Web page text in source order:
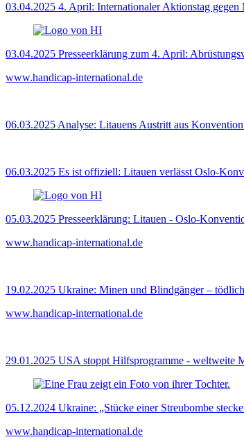
03.04.2025 4. April: Internationaler Aktionstag
03.04.2025 Presseerklärung zum 4. April:
www.handicap-international.de
06.03.2025Analyse: Litauens Austritt aus
06.03.2025 Es ist offiziell: Litauen verlässt Oslo-
05.03.2025 Presseerklärung: Litauen - Oslo-
www.handicap-international.de
19.02.2025 Ukraine: Minen und Blindgänger –
www.handicap-international.de
29.01.2025 USA stoppt Hilfsprogramme - weltweite
05.12.2024 Ukraine: „Stücke einer Streubombe
www.handicap-international.de